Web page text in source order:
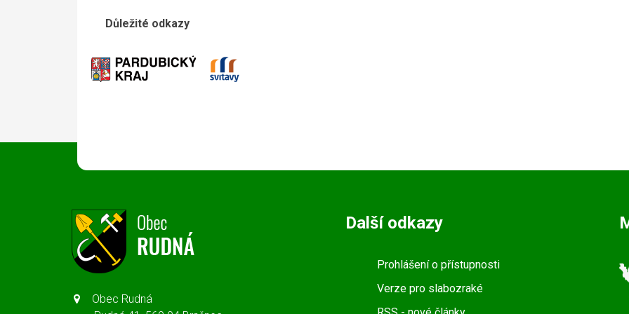
Důležité odkazy
Obec Rudná
Další odkazy
Prohlášení o přístupnosti
Verze pro slabozraké